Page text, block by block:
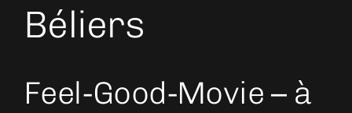
Béliers
Feel-Good-Movie – à